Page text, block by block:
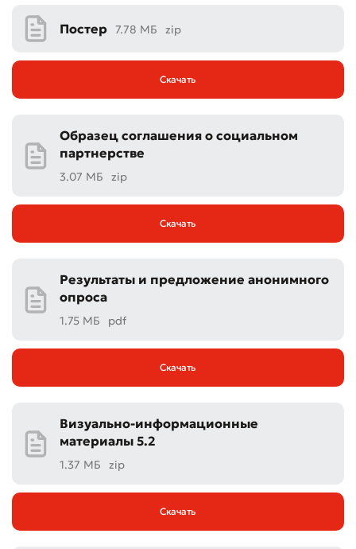
Плохо Отлично
Отправить
Постер 7.78 МБ zip
Скачать
Образец соглашения о социальном
партнерстве
3.07 МБ zip
Скачать
Результаты и предложение анонимного
опроса
1.75 МБ pdf
Скачать
Визуально-информационные
материалы 5.2
1.37 МБ zip
Скачать